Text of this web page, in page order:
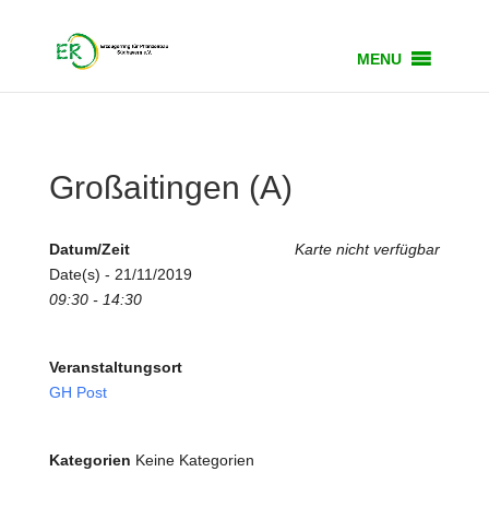
MENU
Großaitingen (A)
Karte nicht verfügbar
Datum/Zeit
Date(s) - 21/11/2019
09:30 - 14:30
Veranstaltungsort
GH Post
Kategorien Keine Kategorien